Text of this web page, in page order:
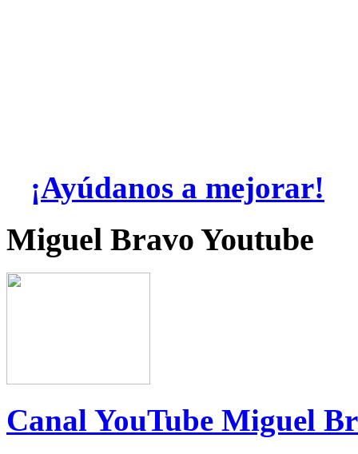
¡Ayúdanos a mejorar!
Miguel Bravo Youtube
Canal YouTube Miguel